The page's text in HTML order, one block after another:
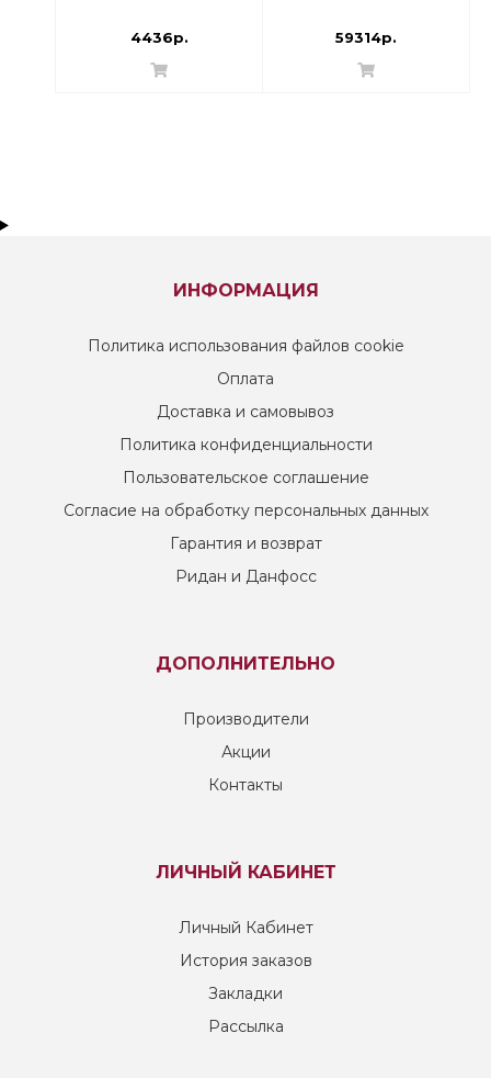
4436р. 59314р.
ИНФОРМАЦИЯ
Политика использования файлов cookie
Оплата
Доставка и самовывоз
Политика конфиденциальности
Пользовательское соглашение
Согласие на обработку персональных данных
Гарантия и возврат
Ридан и Данфосс
ДОПОЛНИТЕЛЬНО
Производители
Акции
Контакты
ЛИЧНЫЙ КАБИНЕТ
Личный Кабинет
История заказов
Закладки
Рассылка